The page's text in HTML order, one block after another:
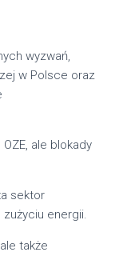
wyzwań,
w Polsce oraz
ale blokady
sektor
energii.
także